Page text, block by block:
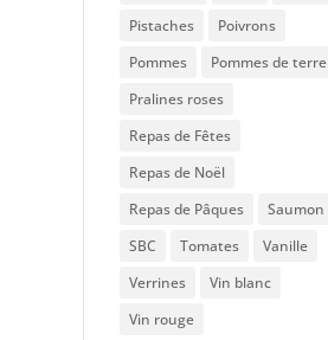
Pistaches
Poivrons
Pommes
Pommes de terre
Pralines roses
Repas de Fêtes
Repas de Noël
Repas de Pâques
Saumon
SBC
Tomates
Vanille
Verrines
Vin blanc
Vin rouge